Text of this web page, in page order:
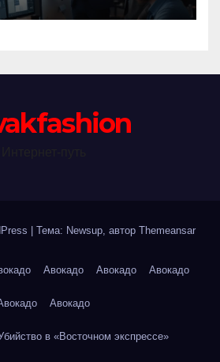
Тема: Newsup, автор Themeansar
Авокадо Авокадо Авокадо
Авокадо
в «Восточном экспрессе»